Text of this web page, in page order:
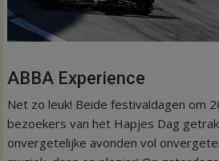
ABBA Experience
Net zo leuk! Beide festivaldagen om
bezoekers van het Hapjes Dag
onvergetelijke avonden vol